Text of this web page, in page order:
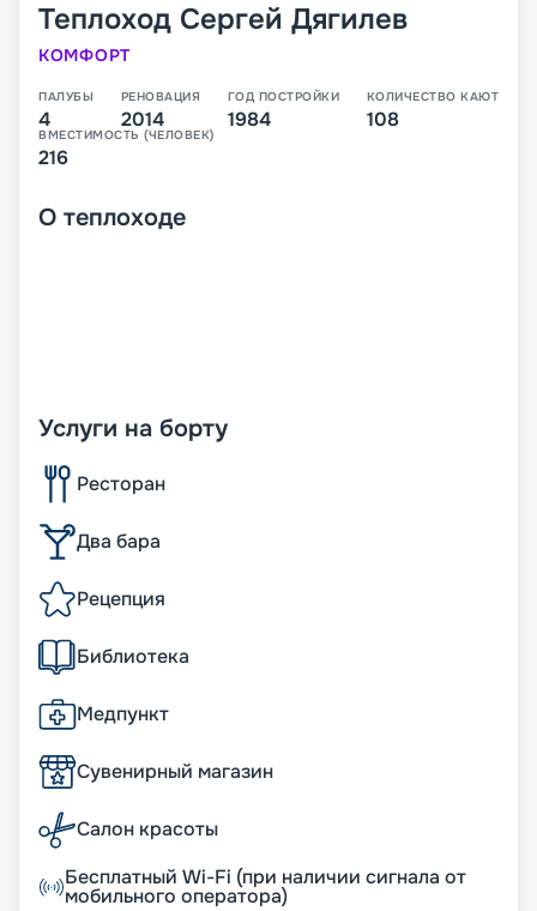
Теплоход Сергей Дягилев
КОМФОРТ
ПАЛУБЫ
4
РЕНОВАЦИЯ
2014
ГОД ПОСТРОЙКИ
1984
КОЛИЧЕСТВО КАЮТ
108
ВМЕСТИМОСТЬ (ЧЕЛОВЕК)
216
О теплоходе
Услуги на борту
Ресторан
Два бара
Рецепция
Библиотека
Медпункт
Сувенирный магазин
Салон красоты
Бесплатный Wi-Fi (при наличии сигнала от
мобильного оператора)